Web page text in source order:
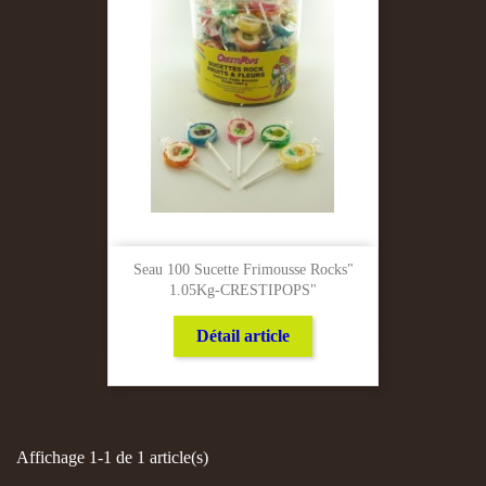
Seau 100 Sucette Frimousse Rocks"
1.05Kg-CRESTIPOPS"
Détail article
Affichage 1-1 de 1 article(s)